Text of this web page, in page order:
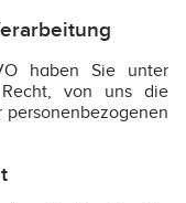
haben Sie unter
Recht, von uns die
personenbezogenen